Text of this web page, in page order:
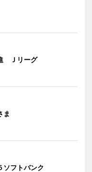
Ｊリーグ
ま
フトバンク